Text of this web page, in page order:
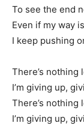
To see the end
Even if my way
I keep pushing
There’s nothing
I’m giving up,
There’s nothing
I’m giving up,